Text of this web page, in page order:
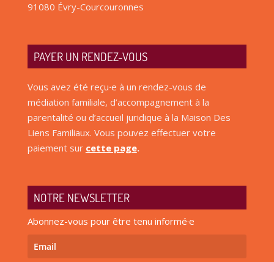
91080 Évry-Courcouronnes
PAYER UN RENDEZ-VOUS
Vous avez été reçu·e à un rendez-vous de
médiation familiale, d’accompagnement à la
parentalité ou d’accueil juridique à la Maison Des
Liens Familiaux. Vous pouvez effectuer votre
paiement sur cette page.
NOTRE NEWSLETTER
Abonnez-vous pour être tenu informé·e